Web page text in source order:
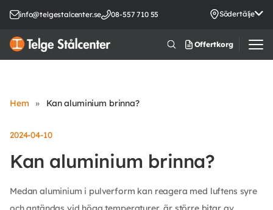
info@telgestalcenter.se 08-557 710 55 Södertälje
Offertkorg
Hem » Kan aluminium brinna?
2024-04-10
Kan aluminium brinna?
Medan aluminium i pulverform kan reagera med luftens syre